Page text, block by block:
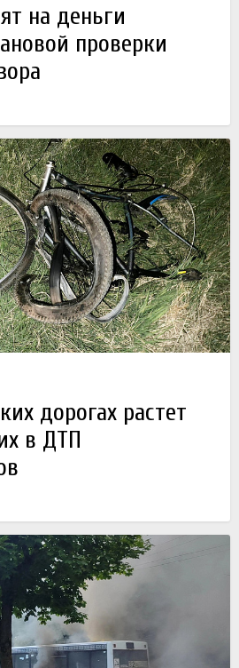
на деньги
проверки
дорогах растет
в ДТП